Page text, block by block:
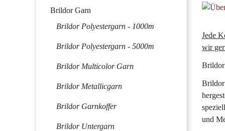
Jede
wir
Brildor
Brildor
und
Navigation
Brildor Garn
Brildor Polyestergarn - 1000m
Brildor Polyestergarn - 5000m
Brildor Multicolor Garn
Brildor Metallicgarn
Brildor Garnkoffer
Brildor Untergarn